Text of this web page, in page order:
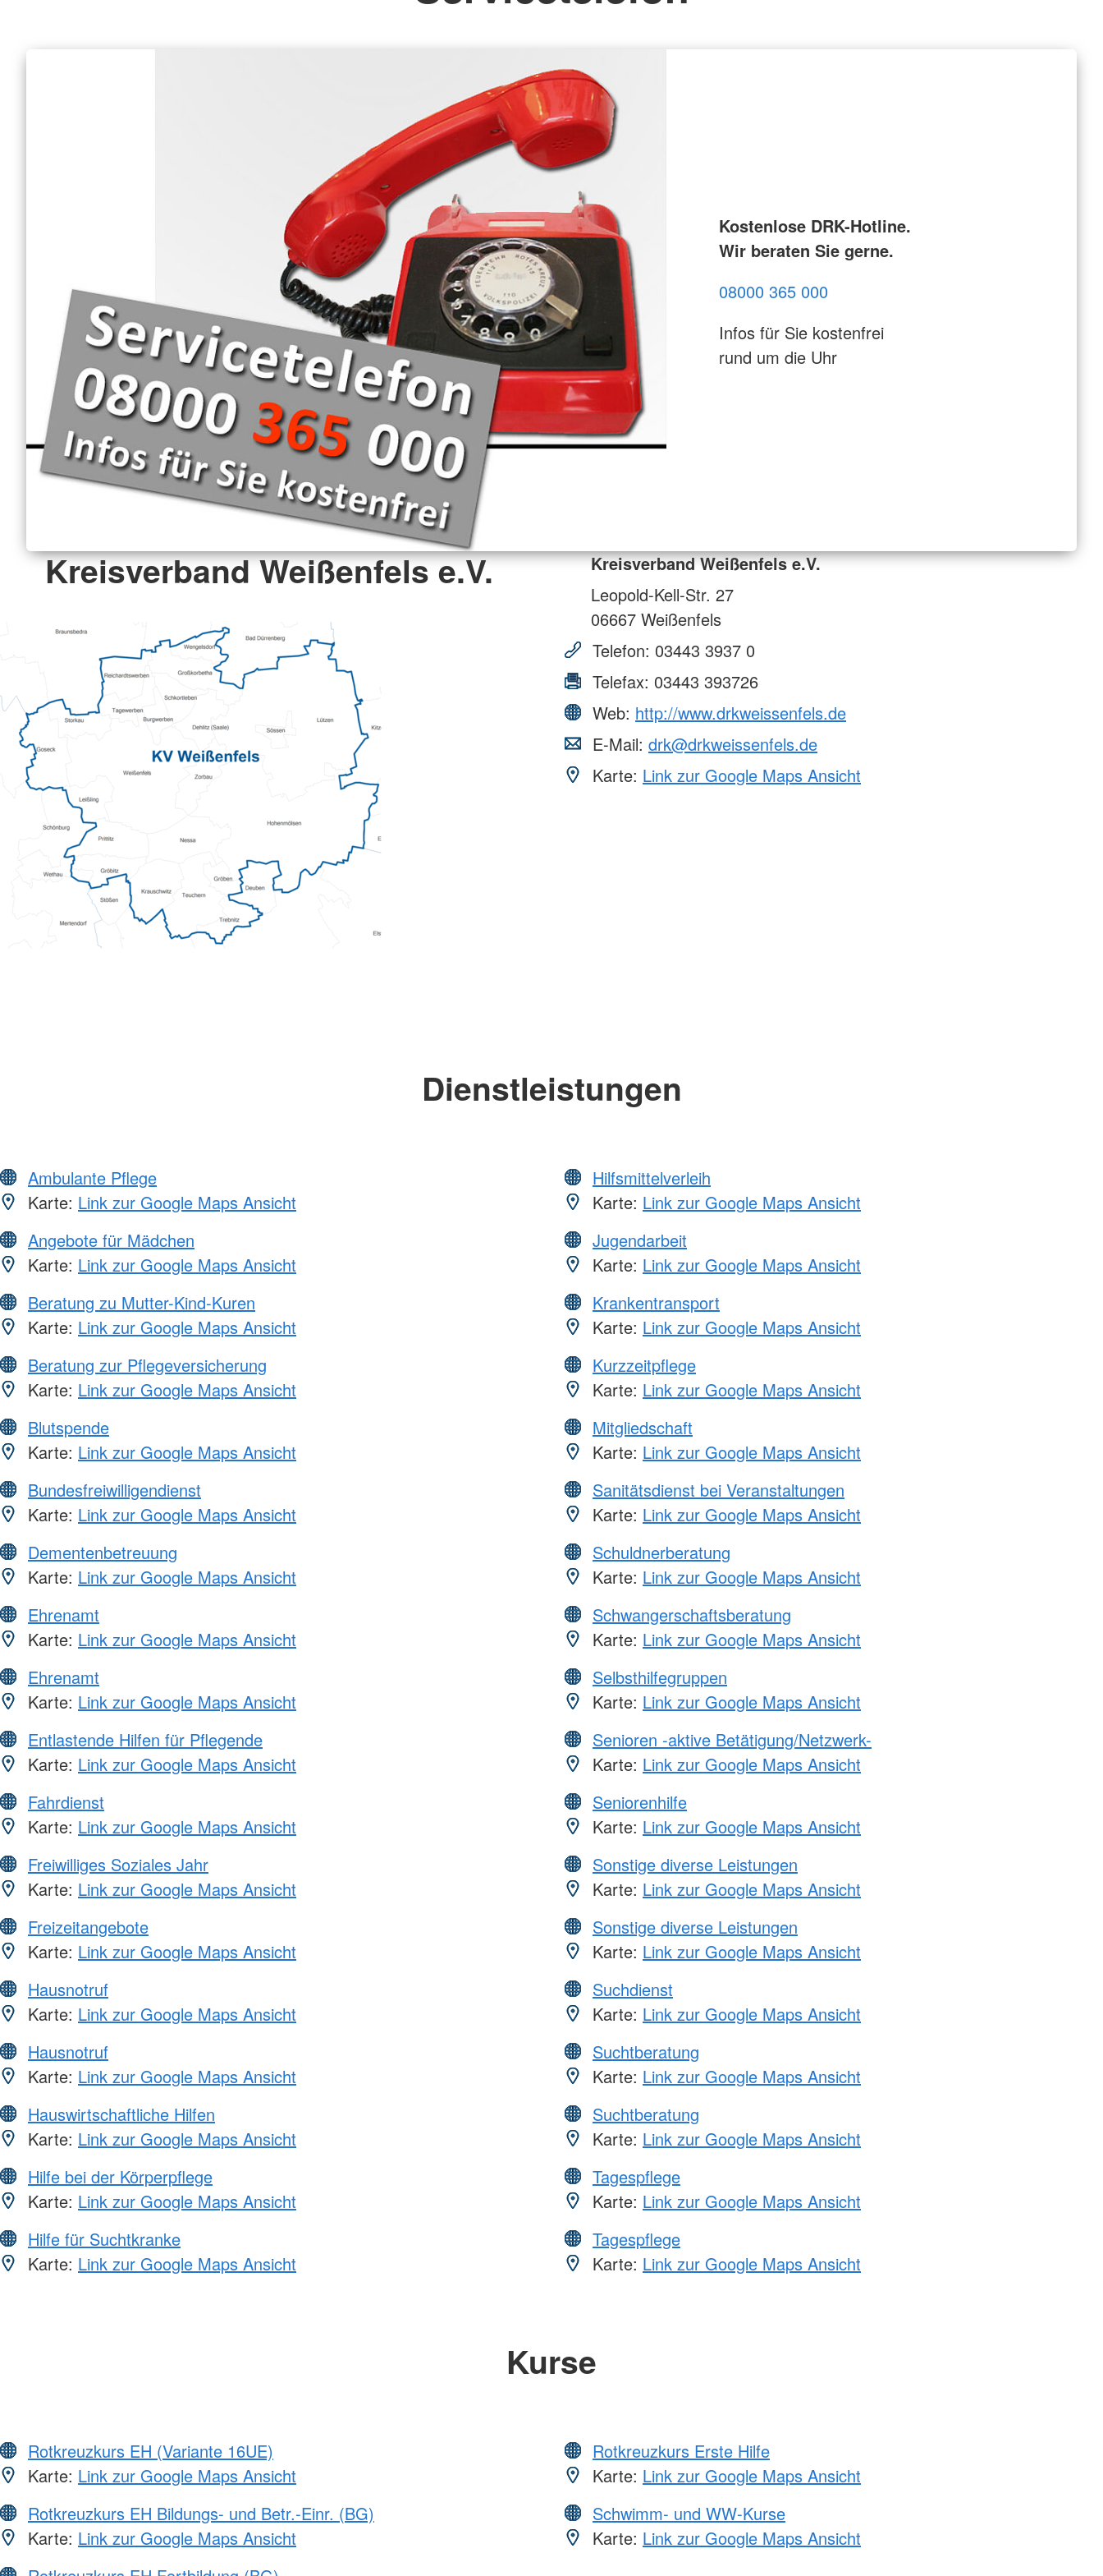
Kostenlose DRK-Hotline.
Wir beraten Sie gerne.
08000 365 000
Infos für Sie kostenfrei
rund um die Uhr
Kreisverband Weißenfels e.V.
Kreisverband Weißenfels e.V.
Leopold-Kell-Str. 27
06667 Weißenfels
Telefon: 03443 3937 0
Telefax: 03443 393726
Web: http://www.drkweissenfels.de
E-Mail: drk@drkweissenfels.de
Karte: Link zur Google Maps Ansicht
Dienstleistungen
Ambulante Pflege
Karte: Link zur Google Maps Ansicht
Angebote für Mädchen
Karte: Link zur Google Maps Ansicht
Beratung zu Mutter-Kind-Kuren
Karte: Link zur Google Maps Ansicht
Beratung zur Pflegeversicherung
Karte: Link zur Google Maps Ansicht
Blutspende
Karte: Link zur Google Maps Ansicht
Bundesfreiwilligendienst
Karte: Link zur Google Maps Ansicht
Dementenbetreuung
Karte: Link zur Google Maps Ansicht
Ehrenamt
Karte: Link zur Google Maps Ansicht
Ehrenamt
Karte: Link zur Google Maps Ansicht
Entlastende Hilfen für Pflegende
Karte: Link zur Google Maps Ansicht
Fahrdienst
Karte: Link zur Google Maps Ansicht
Freiwilliges Soziales Jahr
Karte: Link zur Google Maps Ansicht
Freizeitangebote
Karte: Link zur Google Maps Ansicht
Hausnotruf
Karte: Link zur Google Maps Ansicht
Hausnotruf
Karte: Link zur Google Maps Ansicht
Hauswirtschaftliche Hilfen
Karte: Link zur Google Maps Ansicht
Hilfe bei der Körperpflege
Karte: Link zur Google Maps Ansicht
Hilfe für Suchtkranke
Karte: Link zur Google Maps Ansicht
Hilfsmittelverleih
Karte: Link zur Google Maps Ansicht
Jugendarbeit
Karte: Link zur Google Maps Ansicht
Krankentransport
Karte: Link zur Google Maps Ansicht
Kurzzeitpflege
Karte: Link zur Google Maps Ansicht
Mitgliedschaft
Karte: Link zur Google Maps Ansicht
Sanitätsdienst bei Veranstaltungen
Karte: Link zur Google Maps Ansicht
Schuldnerberatung
Karte: Link zur Google Maps Ansicht
Schwangerschaftsberatung
Karte: Link zur Google Maps Ansicht
Selbsthilfegruppen
Karte: Link zur Google Maps Ansicht
Senioren -aktive Betätigung/Netzwerk-
Karte: Link zur Google Maps Ansicht
Seniorenhilfe
Karte: Link zur Google Maps Ansicht
Sonstige diverse Leistungen
Karte: Link zur Google Maps Ansicht
Sonstige diverse Leistungen
Karte: Link zur Google Maps Ansicht
Suchdienst
Karte: Link zur Google Maps Ansicht
Suchtberatung
Karte: Link zur Google Maps Ansicht
Suchtberatung
Karte: Link zur Google Maps Ansicht
Tagespflege
Karte: Link zur Google Maps Ansicht
Tagespflege
Karte: Link zur Google Maps Ansicht
Kurse
Rotkreuzkurs EH (Variante 16UE)
Karte: Link zur Google Maps Ansicht
Rotkreuzkurs EH Bildungs- und Betr.-Einr. (BG)
Karte: Link zur Google Maps Ansicht
Rotkreuzkurs Erste Hilfe
Karte: Link zur Google Maps Ansicht
Schwimm- und WW-Kurse
Karte: Link zur Google Maps Ansicht